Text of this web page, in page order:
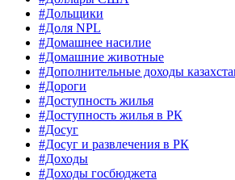
#Дольщики
#Доля NPL
#Домашнее насилие
#Домашние животные
#Дополнительные доходы
#Дороги
#Доступность жилья
#Доступность жилья в РК
#Досуг
#Досуг и развлечения в РК
#Доходы
#Доходы госбюджета